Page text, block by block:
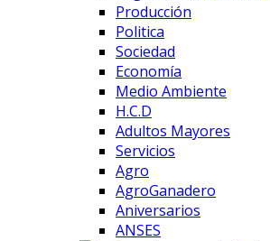
Producción
Politica
Sociedad
Economía
Medio Ambiente
H.C.D
Adultos Mayores
Servicios
Agro
AgroGanadero
Aniversarios
ANSES